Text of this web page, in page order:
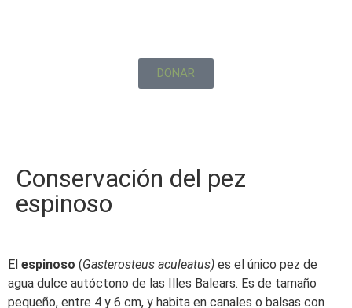
DONAR
Conservación del pez
espinoso
El espinoso (Gasterosteus aculeatus) es el único pez de
agua dulce autóctono de las Illes Balears. Es de tamaño
pequeño, entre 4 y 6 cm, y habita en canales o balsas con